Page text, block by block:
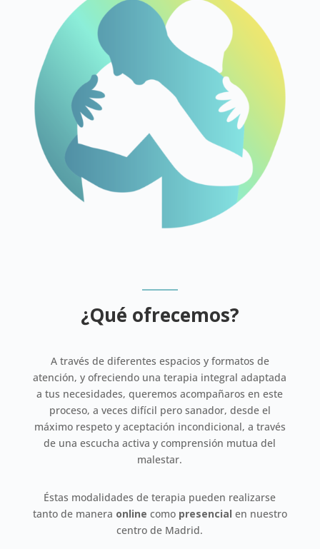
¿Qué ofrecemos?
A través de diferentes espacios y formatos de
atención, y ofreciendo una terapia integral adaptada
a tus necesidades, queremos acompañaros en este
proceso, a veces difícil pero sanador, desde el
máximo respeto y aceptación incondicional, a través
de una escucha activa y comprensión mutua del
malestar.
Éstas modalidades de terapia pueden realizarse
tanto de manera online como presencial en nuestro
centro de Madrid.